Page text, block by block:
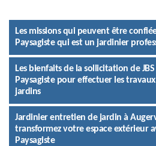
Les missions qui peuvent être
Paysagiste qui est un jardinier
Les bienfaits de la sollicitation de
Paysagiste pour effectuer les
jardins
Jardinier entretien de jardin à
transformez votre espace extérieur
Paysagiste